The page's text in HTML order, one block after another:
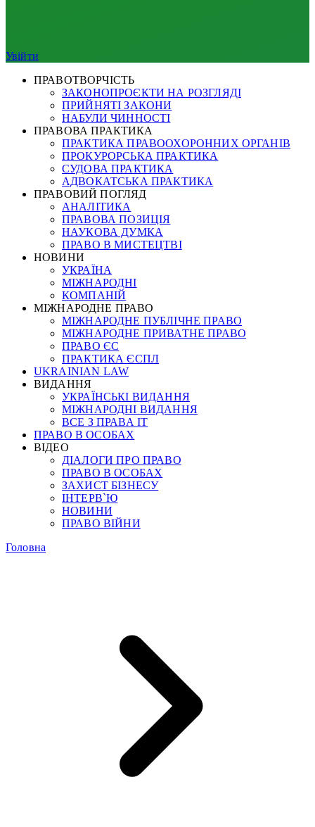
Увійти
ПРАВОТВОРЧІСТЬ
ЗАКОНОПРОЄКТИ НА РОЗГЛЯДІ
ПРИЙНЯТІ ЗАКОНИ
НАБУЛИ ЧИННОСТІ
ПРАВОВА ПРАКТИКА
ПРАКТИКА ПРАВООХОРОННИХ ОРГАНІВ
ПРОКУРОРСЬКА ПРАКТИКА
СУДОВА ПРАКТИКА
АДВОКАТСЬКА ПРАКТИКА
ПРАВОВИЙ ПОГЛЯД
АНАЛІТИКА
ПРАВОВА ПОЗИЦІЯ
НАУКОВА ДУМКА
ПРАВО В МИСТЕЦТВІ
НОВИНИ
УКРАЇНА
МІЖНАРОДНІ
КОМПАНІЙ
МІЖНАРОДНЕ ПРАВО
МІЖНАРОДНЕ ПУБЛІЧНЕ ПРАВО
МІЖНАРОДНЕ ПРИВАТНЕ ПРАВО
ПРАВО ЄС
ПРАКТИКА ЄСПЛ
UKRAINIAN LAW
ВИДАННЯ
УКРАЇНСЬКІ ВИДАННЯ
МІЖНАРОДНІ ВИДАННЯ
ВСЕ З ПРАВА ІТ
ПРАВО В ОСОБАХ
ВІДЕО
ДІАЛОГИ ПРО ПРАВО
ПРАВО В ОСОБАХ
ЗАХИСТ БІЗНЕСУ
ІНТЕРВ`Ю
НОВИНИ
ПРАВО ВІЙНИ
Головна